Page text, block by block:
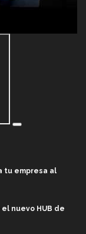
tu empresa al
nuevo HUB de